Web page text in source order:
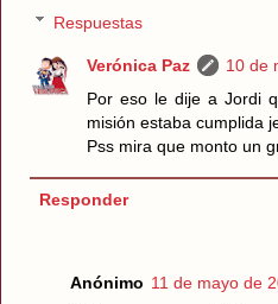
Respuestas
Verónica Paz
10 de
Por eso le dije a Jordi
misión estaba cumplida
Pss mira que monto un
Responder
Anónimo 11 de mayo de